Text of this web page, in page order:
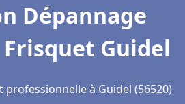
Dépannage
Guidel
à Guidel (56520)